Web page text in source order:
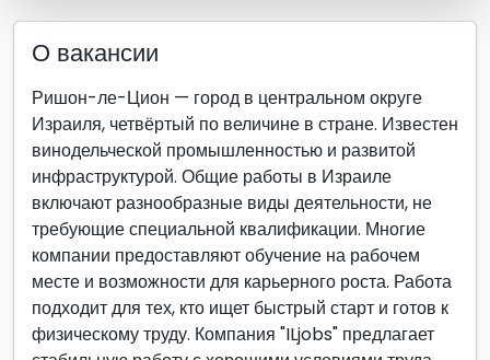
О вакансии
Ришон-ле-Цион — город в центральном округе
Израиля, четвёртый по величине в стране. Известен
винодельческой промышленностью и развитой
инфраструктурой. Общие работы в Израиле
включают разнообразные виды деятельности, не
требующие специальной квалификации. Многие
компании предоставляют обучение на рабочем
месте и возможности для карьерного роста. Работа
подходит для тех, кто ищет быстрый старт и готов к
физическому труду. Компания "ILjobs" предлагает